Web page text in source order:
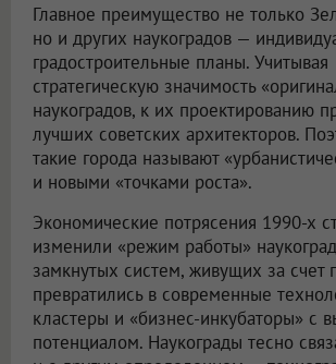
Главное преимущество не только
но и других наукоградов —
градостроительные планы. Учитывая
стратегическую значимость
наукоградов, к их проектированию
лучших советских архитекторов.
такие города называют
и новыми «точками роста».
Экономические потрясения 1990-х
изменили «режим работы»
замкнутых систем, живущих за счет
превратились в современные
кластеры и «бизнес-инкубаторы» с
потенциалом. Наукограды тесно